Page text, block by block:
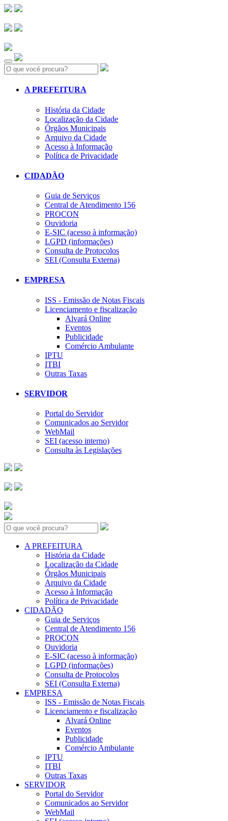
Search:
A PREFEITURA
História da Cidade
Localização da Cidade
Órgãos Municipais
Arquivo da Cidade
Acesso à Informação
Política de Privacidade
CIDADÃO
Guia de Serviços
Central de Atendimento 156
PROCON
Ouvidoria
E-SIC (acesso à informação)
LGPD (informações)
Consulta de Protocolos
SEI (Consulta Externa)
EMPRESA
ISS - Emissão de Notas Fiscais
Licenciamento e fiscalização
Alvará Online
Eventos
Publicidade
Comércio Ambulante
IPTU
ITBI
Outras Taxas
SERVIDOR
Portal do Servidor
Comunicados ao Servidor
WebMail
SEI (acesso interno)
Consulta às Legislações
Search:
A PREFEITURA
História da Cidade
Localização da Cidade
Órgãos Municipais
Arquivo da Cidade
Acesso à Informação
Política de Privacidade
CIDADÃO
Guia de Serviços
Central de Atendimento 156
PROCON
Ouvidoria
E-SIC (acesso à informação)
LGPD (informações)
Consulta de Protocolos
SEI (Consulta Externa)
EMPRESA
ISS - Emissão de Notas Fiscais
Licenciamento e fiscalização
Alvará Online
Eventos
Publicidade
Comércio Ambulante
IPTU
ITBI
Outras Taxas
SERVIDOR
Portal do Servidor
Comunicados ao Servidor
WebMail